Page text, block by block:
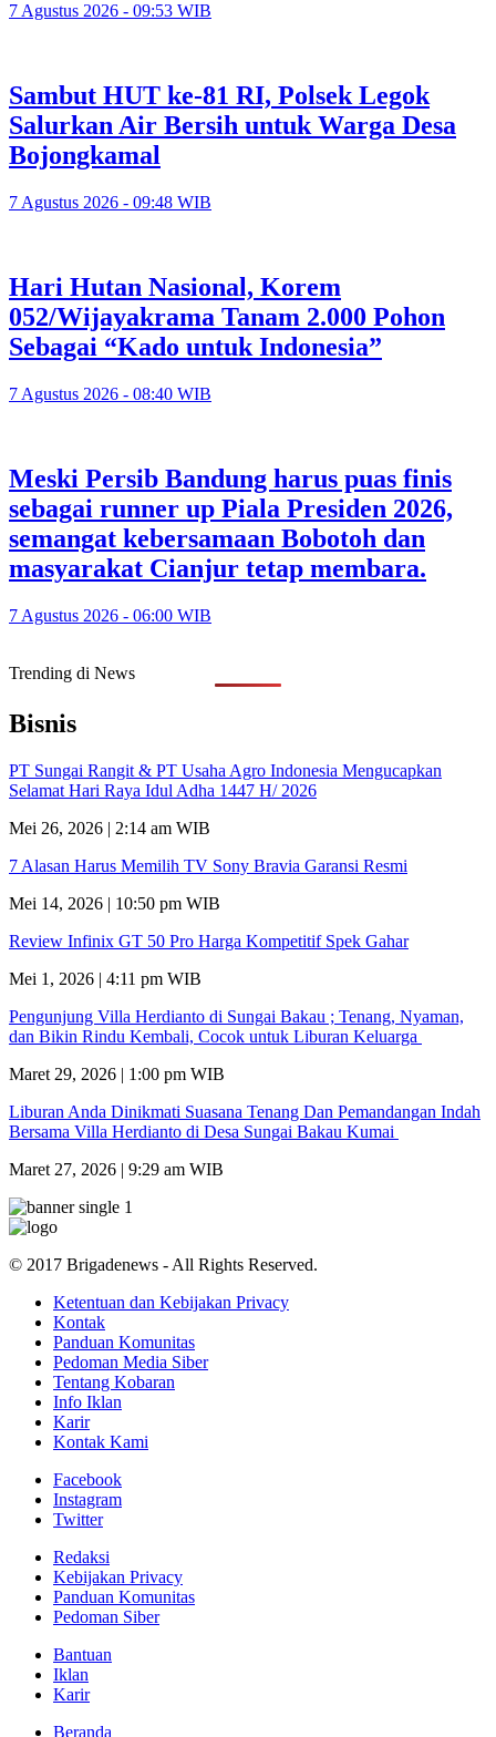
7 Agustus 2026 - 09:53 WIB
Sambut HUT ke-81 RI, Polsek Legok
Salurkan Air Bersih untuk Warga Desa
Bojongkamal
7 Agustus 2026 - 09:48 WIB
Hari Hutan Nasional, Korem
052/Wijayakrama Tanam 2.000 Pohon
Sebagai “Kado untuk Indonesia”
7 Agustus 2026 - 08:40 WIB
Meski Persib Bandung harus puas finis
sebagai runner up Piala Presiden 2026,
semangat kebersamaan Bobotoh dan
masyarakat Cianjur tetap membara.
7 Agustus 2026 - 06:00 WIB
Trending di News
Bisnis
PT Sungai Rangit & PT Usaha Agro Indonesia Mengucapkan
Selamat Hari Raya Idul Adha 1447 H/ 2026
Mei 26, 2026 | 2:14 am WIB
7 Alasan Harus Memilih TV Sony Bravia Garansi Resmi
Mei 14, 2026 | 10:50 pm WIB
Review Infinix GT 50 Pro Harga Kompetitif Spek Gahar
Mei 1, 2026 | 4:11 pm WIB
Pengunjung Villa Herdianto di Sungai Bakau ; Tenang, Nyaman,
dan Bikin Rindu Kembali, Cocok untuk Liburan Keluarga
Maret 29, 2026 | 1:00 pm WIB
Liburan Anda Dinikmati Suasana Tenang Dan Pemandangan Indah
Bersama Villa Herdianto di Desa Sungai Bakau Kumai
Maret 27, 2026 | 9:29 am WIB
© 2017 Brigadenews - All Rights Reserved.
Ketentuan dan Kebijakan Privacy
Kontak
Panduan Komunitas
Pedoman Media Siber
Tentang Kobaran
Info Iklan
Karir
Kontak Kami
Facebook
Instagram
Twitter
Redaksi
Kebijakan Privacy
Panduan Komunitas
Pedoman Siber
Bantuan
Iklan
Karir
Beranda